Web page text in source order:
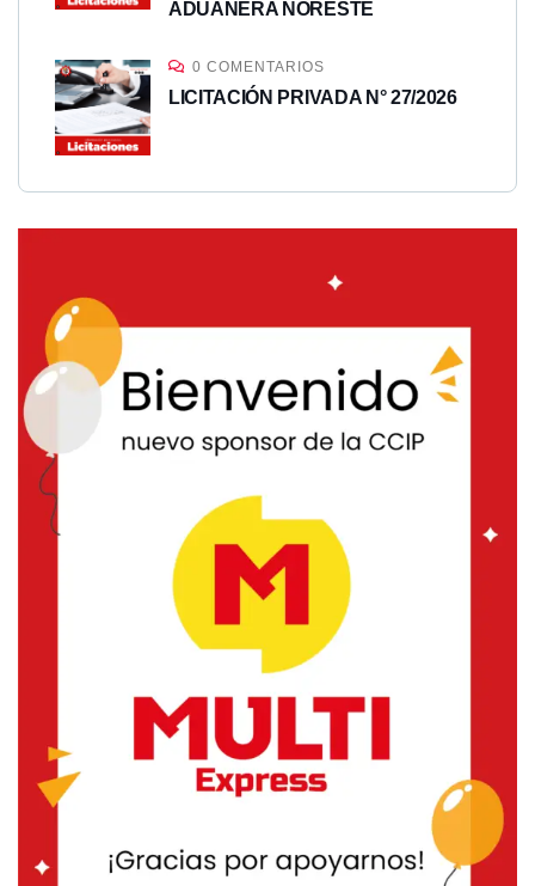
ADUANERA NORESTE
0 COMENTARIOS
LICITACIÓN PRIVADA N° 27/2026